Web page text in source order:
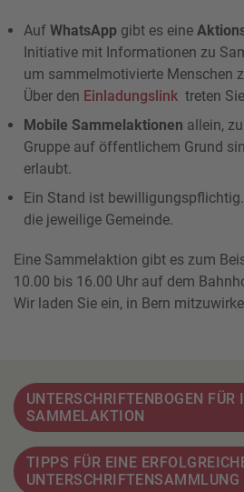
AufWhatsApp gibt es eine
Initiative mit Informationen zu
um sammelmotivierte Menschen
Über den Einladungslinktreten
Mobile Sammelaktionen allein,
Gruppe auf öffentlichem Grund
erlaubt.
Ein Stand ist
die jeweilige Gemeinde.
Eine Sammelaktion gibt es zum
10.00 bis 16.00 Uhr auf dem
Wir laden Sie ein, in Bern
UNTERSCHRIFTENBOGEN FÜR
SAMMELAKTION
TIPPS FÜR EINE
UNTERSCHRIFTENSAMMLUNG